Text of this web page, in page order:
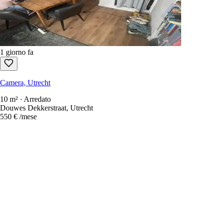
1 giorno fa
Camera, Utrecht
10 m² · Arredato
Douwes Dekkerstraat, Utrecht
550 € /mese